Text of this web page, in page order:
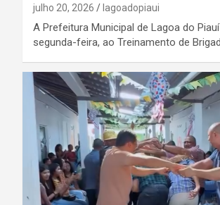
julho 20, 2026 lagoadopiaui
A Prefeitura Municipal de Lagoa do
segunda-feira, ao Treinamento de